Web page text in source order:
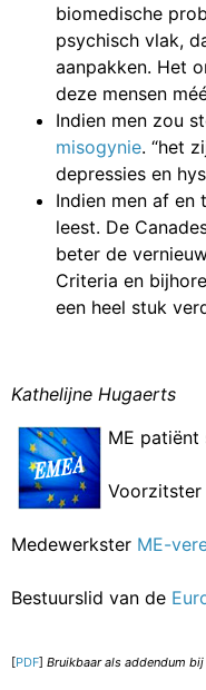
biomedische
psychisch vlak,
aanpakken. Het
deze mensen
Indien men zou
misogynie. “het
depressies en
Indien men af en
leest. De
beter de
Criteria en
een heel stuk
Kathelijne Hugaerts
ME patiënt
Medewerkster ME-
Bestuurslid van de
[PDF] Bruikbaar als addendum